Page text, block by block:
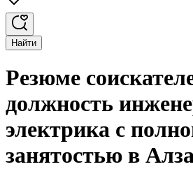
Найти
Резюме
должность
электрика с
занятостью в